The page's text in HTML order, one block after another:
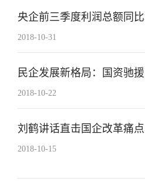
央企前三季度利润总额同
2018-10-31
民企发展新格局：国资驰援
2018-10-22
刘鹤讲话直击国企改革痛点
2018-10-15